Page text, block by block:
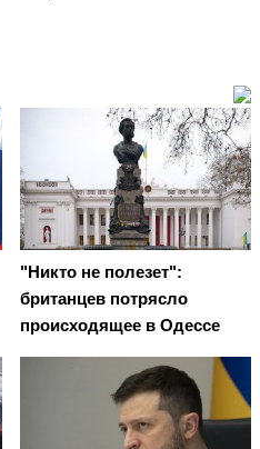
"Никто не полезет":
британцев потрясло
происходящее в Одессе